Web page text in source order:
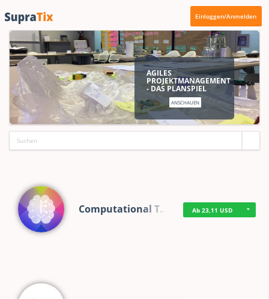
Einloggen/Anmelden
AGILES
PROJEKTMANAGEMENT
- DAS PLANSPIEL
ANSCHAUEN
Computational T… Ab 23,11 USD